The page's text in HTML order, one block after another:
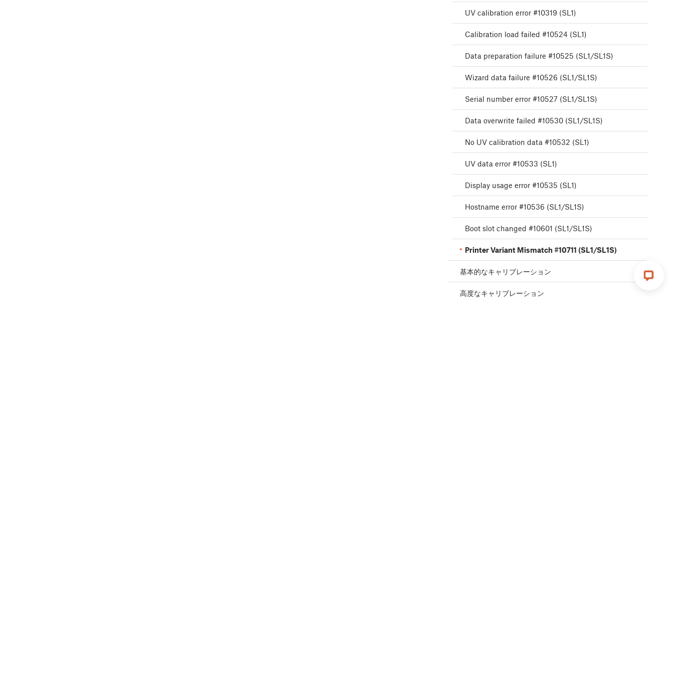
UV calibration error #10319 (SL1)
Calibration load failed #10524 (SL1)
Data preparation failure #10525 (SL1/SL1S)
Wizard data failure #10526 (SL1/SL1S)
Serial number error #10527 (SL1/SL1S)
Data overwrite failed #10530 (SL1/SL1S)
No UV calibration data #10532 (SL1)
UV data error #10533 (SL1)
Display usage error #10535 (SL1)
Hostname error #10536 (SL1/SL1S)
Boot slot changed #10601 (SL1/SL1S)
Printer Variant Mismatch #10711 (SL1/SL1S)
基本的なキャリブレーション
高度なキャリブレーション